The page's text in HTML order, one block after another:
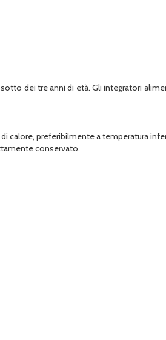
dei tre anni di età. Gli integratori
calore, preferibilmente a temperatura
conservato.